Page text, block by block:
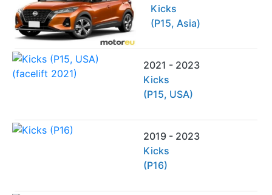
Kicks
(P15, Asia)
2021 - 2023
Kicks
(P15, USA)
2019 - 2023
Kicks
(P16)